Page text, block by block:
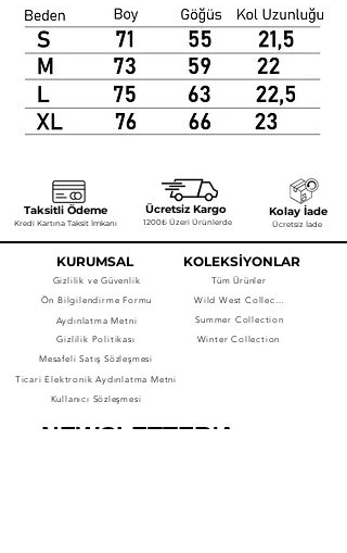
Taksitli Ödeme
Kredi Kartına Taksit İmkanı
Ücretsiz Kargo
1200₺ Üzeri Ürünlerde
Kolay İade
Ücretsiz İade
KURUMSAL
Gizlilik ve Güvenlik
Ön Bilgilendirme Formu
Aydınlatma Metni
Gizlilik Politikası
KOLEKSİYONLAR
Tüm Ürünler
Wild West Collection
Summer Collection
Winter Collection
Mesafeli Satış Sözleşmesi
Ticari Elektronik Aydınlatma Metni
Kullanıcı Sözleşmesi
NEWSLETTER'A